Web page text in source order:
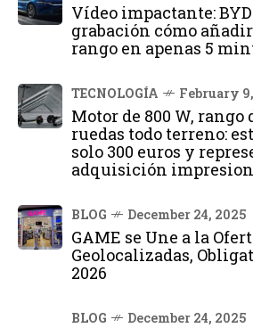
Vídeo impactante:
grabación cómo
rango en apenas 5
TECNOLOGÍA February
Motor de 800 W, rango
ruedas todo terreno:
solo 300 euros y
adquisición
BLOG December 24, 2025
GAME se Une a la
Geolocalizadas,
2026
BLOG December 24, 2025